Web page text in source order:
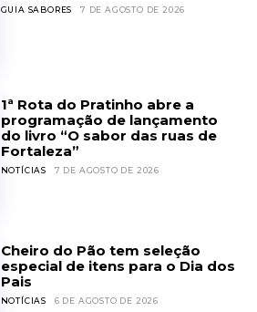
GUIA SABORES 7 DE AGOSTO DE 2026
1ª Rota do Pratinho abre a
programação de lançamento
do livro “O sabor das ruas de
Fortaleza”
NOTÍCIAS 7 DE AGOSTO DE 2026
Cheiro do Pão tem seleção
especial de itens para o Dia dos
Pais
NOTÍCIAS 6 DE AGOSTO DE 2026